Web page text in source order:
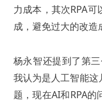
力成本，其次RPA
成，避免过大的改造
杨永智还提到了第
我认为是人工智能
题，现在AI和RPA